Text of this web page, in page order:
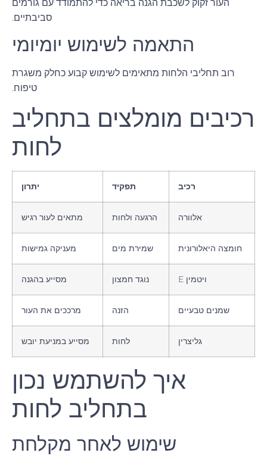
העור זקוק לשכבת הגנה בריאה כדי להתמודד עם גורמים
סביבתיים.
התאמה לשימוש יומיומי
רוב תחליבי הלחות מתאימים לשימוש קבוע כחלק משגרת
טיפוח.
רכיבים מומלצים בתחליב
לחות
רכיב תפקיד יתרון
אלוורה הרגעה ולחות מתאים לעור רגיש
חומצה היאלורונית שמירת מים מעניקה גמישות
ויטמין E נוגד חמצון מסייע בהגנה
שמנים טבעיים הזנה מרככים את העור
גליצרין לחות מסייע במניעת יובש
איך להשתמש נכון
בתחליב לחות
שימוש לאחר מקלחת